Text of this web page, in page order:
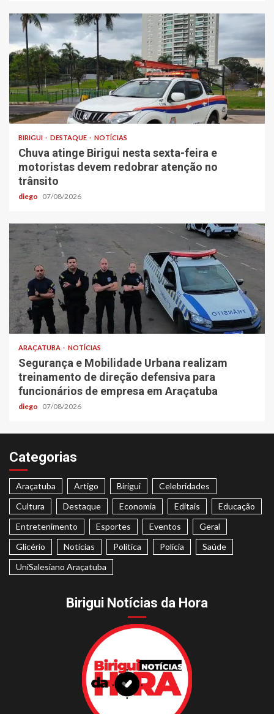
BIRIGUI DESTAQUE NOTÍCIAS
Chuva atinge Birigui nesta sexta-feira e
motoristas devem redobrar atenção no
trânsito
diego 07/08/2026
ARAÇATUBA NOTÍCIAS
Segurança e Mobilidade Urbana realizam
treinamento de direção defensiva para
funcionários de empresa em Araçatuba
diego 07/08/2026
Categorias
Araçatuba Artigo Birigui
Celebridades
Cultura
Destaque Economia Editais
Educação
Entretenimento
Esportes Eventos
Geral
Glicério
Notícias Politica Polícia
Saúde
UniSalesiano Araçatuba
Birigui Notícias da Hora